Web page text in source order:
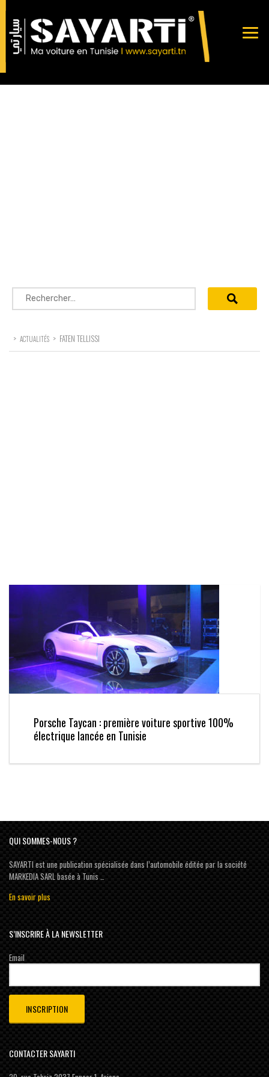
Rechercher :
> ACTUALITÉS > FATEN TELLISSI
Porsche Taycan : première voiture sportive 100%
électrique lancée en Tunisie
QUI SOMMES-NOUS ?
SAYARTI est une publication spécialisée dans l’automobile éditée par la société
MARKEDIA SARL basée à Tunis …
En savoir plus
S’INSCRIRE À LA NEWSLETTER
Email
CONTACTER SAYARTI